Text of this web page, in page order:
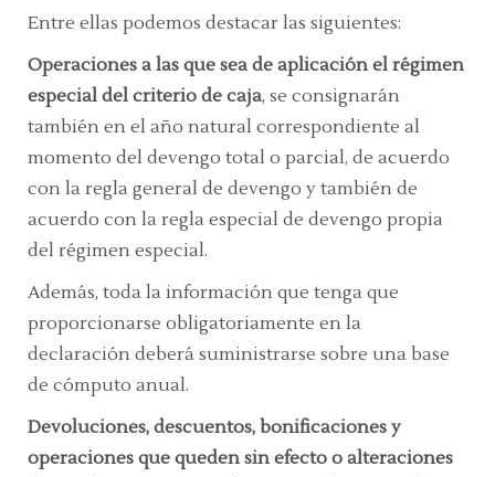
Entre ellas podemos destacar las siguientes:
Operaciones a las que sea de aplicación el régimen
especial del criterio de caja, se consignarán
también en el año natural correspondiente al
momento del devengo total o parcial, de acuerdo
con la regla general de devengo y también de
acuerdo con la regla especial de devengo propia
del régimen especial.
Además, toda la información que tenga que
proporcionarse obligatoriamente en la
declaración deberá suministrarse sobre una base
de cómputo anual.
Devoluciones, descuentos, bonificaciones y
operaciones que queden sin efecto o alteraciones